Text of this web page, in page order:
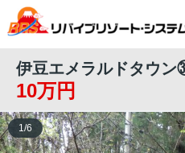
伊豆エメラルドタウン
10万円
1 /6